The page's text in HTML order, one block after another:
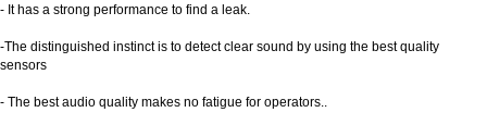
- It has a strong performance to find a leak.
-The distinguished instinct is to detect clear sound by using the best quality
sensors
- The best audio quality makes no fatigue for operators..